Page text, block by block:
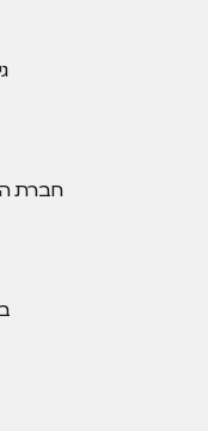
חברת